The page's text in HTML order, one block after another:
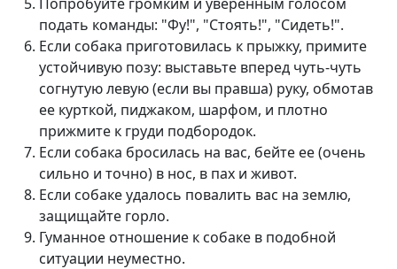
подать команды: "Фу!", "Стоять!", "Сидеть!".
Если собака приготовилась к прыжку, примите
устойчивую позу: выставьте вперед чуть-чуть
согнутую левую (если вы правша) руку, обмотав
ее курткой, пиджаком, шарфом, и плотно
прижмите к груди подбородок.
Если собака бросилась на вас, бейте ее (очень
сильно и точно) в нос, в пах и живот.
Если собаке удалось повалить вас на землю,
защищайте горло.
Гуманное отношение к собаке в подобной
ситуации неуместно.